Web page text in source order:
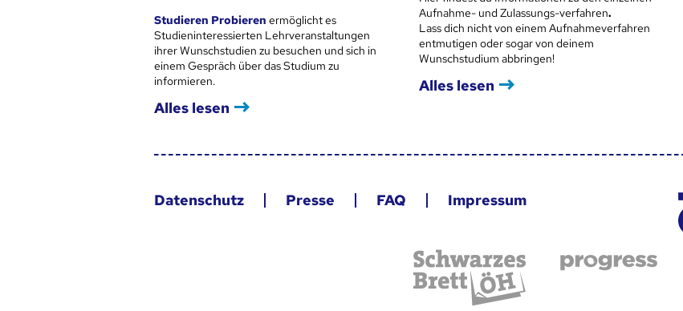
Studieren Probieren ermöglicht es
Studieninteressierten Lehrveranstaltungen
ihrer Wunschstudien zu besuchen und sich in
einem Gespräch über das Studium zu
informieren.
Alles lesen
Aufnahme- und Zulassungs-verfahren.
Lass dich nicht von einem Aufnahmeverfahren
entmutigen oder sogar von deinem
Wunschstudium abbringen!
Alles lesen
Datenschutz Presse FAQ Impressum